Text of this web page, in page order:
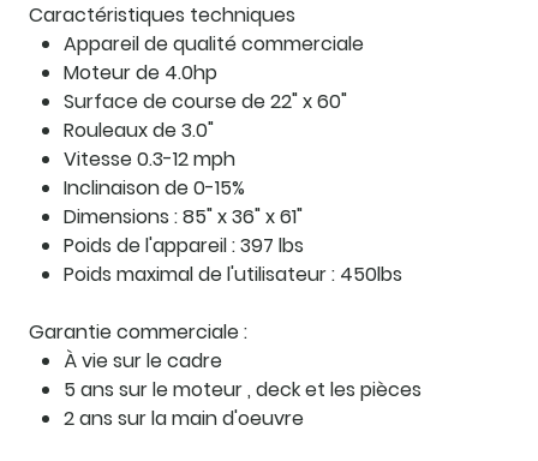
Caractéristiques techniques
Appareil de qualité commerciale
Moteur de 4.0hp
Surface de course de 22" x 60"
Rouleaux de 3.0"
Vitesse 0.3-12 mph
Inclinaison de 0-15%
Dimensions : 85" x 36" x 61"
Poids de l'appareil : 397 lbs
Poids maximal de l'utilisateur : 450lbs
Garantie commerciale :
À vie sur le cadre
5 ans sur le moteur , deck et les pièces
2 ans sur la main d'oeuvre